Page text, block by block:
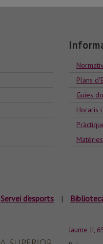
Plans
Guies
Horaris
Servei d'esports |
Jaume II,